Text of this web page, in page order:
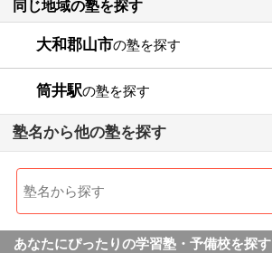
同じ地域の塾を探す
大和郡山市の塾を探す
筒井駅の塾を探す
塾名から他の塾を探す
あなたにぴったりの学習塾・予備校を探す